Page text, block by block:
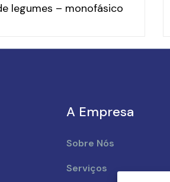
legumes – monofásico
A Empresa
Sobre Nós
Serviços